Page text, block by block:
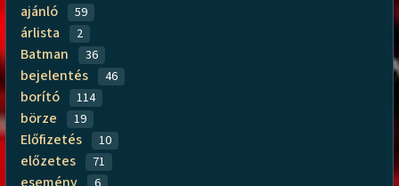
ajánló 59
árlista 2
Batman 36
bejelentés 46
borító 114
börze 19
Előfizetés 10
előzetes 71
esemény